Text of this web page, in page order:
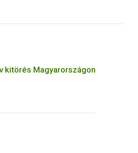
kitörés Magyarországon